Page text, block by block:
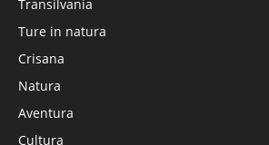
Transilvania
Ture in natura
Crisana
Natura
Aventura
Cultura